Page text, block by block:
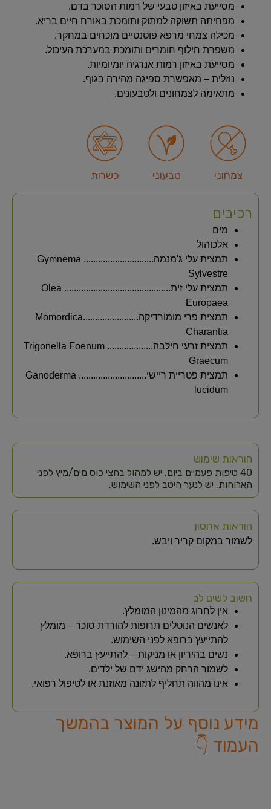
מסייעת באיזון טבעי של רמות הסוכר בדם.
מפחיתה תשוקה למתוק ותומכת באורח חיים בריא.
מכילה צמחי מרפא פוטנטיים מוכחים במחקר.
משפרת חילוף חומרים ותומכת במערכת העיכול.
מסייעת באיזון רמות אנרגיה יומיומיות.
נוזלית – מאפשרת ספיגה מהירה בגוף.
מתאימה לצמחונים ולטבעונים.
צמחוני טבעוני כשרות
רכיבים
מים
אלכוהול
תמצית עלי ג'מנמה............................. Gymnema
Sylvestre
תמצית עלי זית............................................ Olea
Europaea
תמצית פרי מומורדיקה.......................Momordica
Charantia
תמצית זרעי חילבה................... Trigonella Foenum
Graecum
תמצית פטריית ריישי............................ Ganoderma
lucidum
הוראות שימוש
40 טיפות פעמיים ביום, יש למהול בחצי כוס מים/מיץ לפני
הארוחות. יש לנער היטב לפני השימוש.
הוראות אחסון
לשמור במקום קריר ויבש.
חשוב לשים לב
אין לחרוג מהמינון המומלץ.
לאנשים הנוטלים תרופות להורדת סוכר – מומלץ
להתייעץ ברופא לפני השימוש.
נשים בהיריון או מניקות – להתייעץ ברופא.
לשמור הרחק מהישג ידם של ילדים.
אינו מהווה תחליף לתזונה מאוזנת או לטיפול רפואי.
מידע נוסף על המוצר בהמשך
העמוד 👇